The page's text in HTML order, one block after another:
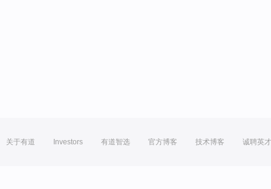
关于有道 Investors 有道智选 官方博客 技术博客 诚聘英才